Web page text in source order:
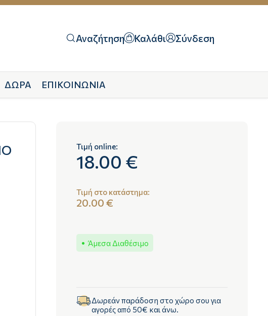
Αναζήτηση Καλάθι Σύνδεση
ΔΩΡΑ ΕΠΙΚΟΙΝΩΝΙΑ
Τιμή online:
18.00 €
Τιμή στο κατάστημα:
20.00 €
Άμεσα Διαθέσιμο
Δωρεάν παράδοση στο χώρο σου για
αγορές από 50€ και άνω.